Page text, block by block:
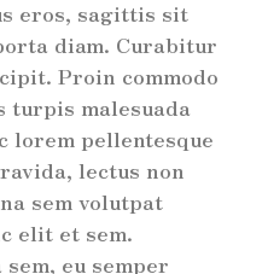
eros, sagittis sit
diam. Curabitur
Proin commodo
turpis malesuada
lorem pellentesque
lectus non
sem volutpat
elit et sem.
eu semper